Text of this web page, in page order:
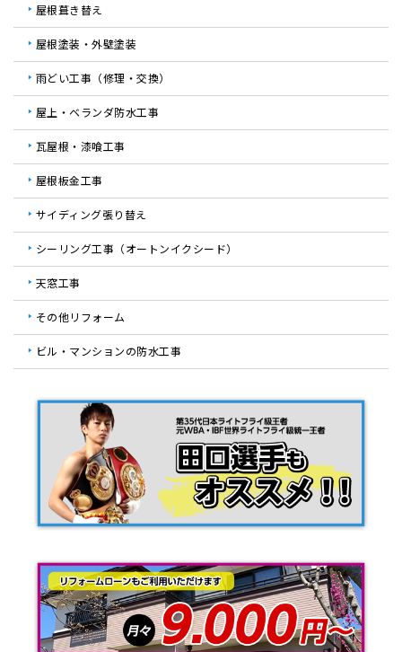
屋根葺き替え
屋根塗装・外壁塗装
雨どい工事（修理・交換）
屋上・ベランダ防水工事
瓦屋根・漆喰工事
屋根板金工事
サイディング張り替え
シーリング工事（オートンイクシード）
天窓工事
その他リフォーム
ビル・マンションの防水工事